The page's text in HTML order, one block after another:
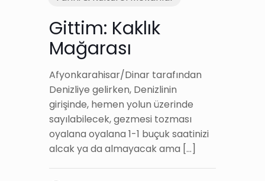
Gittim: Kaklık
Mağarası
Afyonkarahisar/Dinar tarafından
Denizliye gelirken, Denizlinin
girişinde, hemen yolun üzerinde
sayılabilecek, gezmesi tozması
oyalana oyalana 1-1 buçuk saatinizi
alcak ya da almayacak ama […]